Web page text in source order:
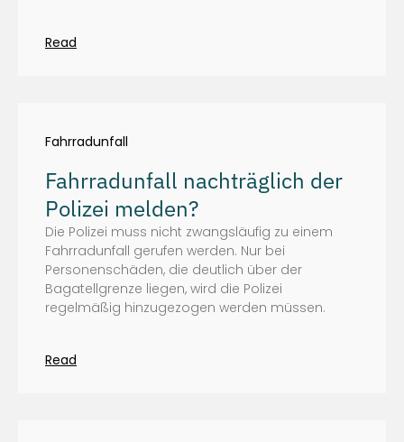
Read
Fahrradunfall
Fahrradunfall nachträglich der
Polizei melden?
Die Polizei muss nicht zwangsläufig zu einem
Fahrradunfall gerufen werden. Nur bei
Personenschäden, die deutlich über der
Bagatellgrenze liegen, wird die Polizei
regelmäßig hinzugezogen werden müssen.
Read